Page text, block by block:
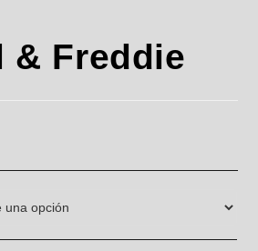
& Freddie